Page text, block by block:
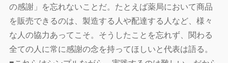
の感謝」を忘れないことだ。たとえば薬局において商品
を販売できるのは、製造する人や配達する人など、様々
な人の協力あってこそ。そうしたことを忘れず、関わる
全ての人に常に感謝の念を持ってほしいと代表は語る。